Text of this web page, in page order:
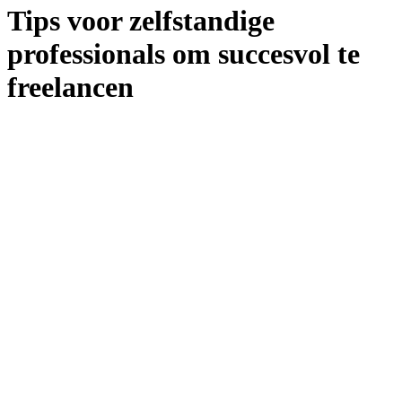
Tips voor zelfstandige
professionals om succesvol te
freelancen